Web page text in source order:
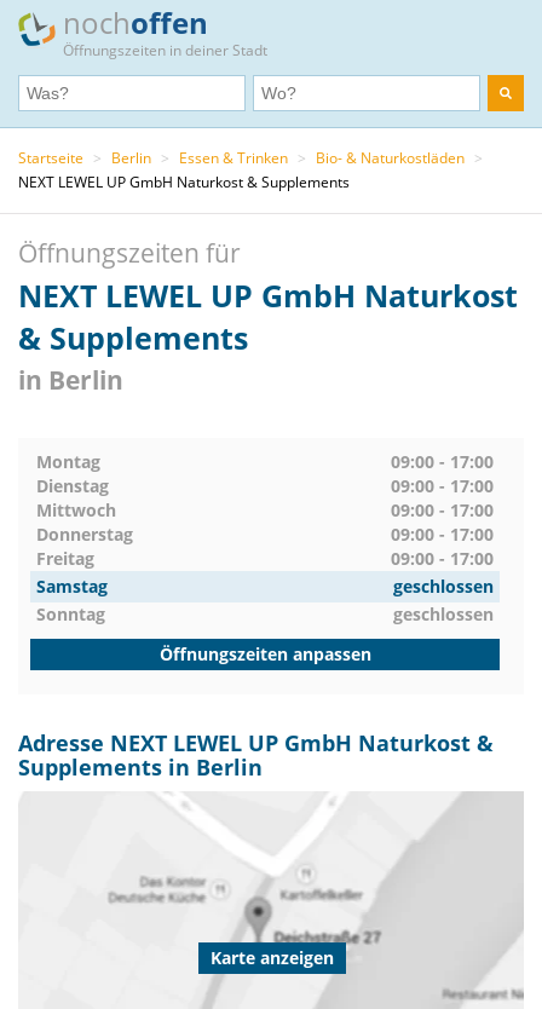
nochoffen
Öffnungszeiten in deiner Stadt
Startseite > Berlin > Essen & Trinken > Bio- & Naturkostläden >
NEXT LEWEL UP GmbH Naturkost & Supplements
Öffnungszeiten für
NEXT LEWEL UP GmbH Naturkost
& Supplements
in Berlin
Montag
09:00 - 17:00
Dienstag
09:00 - 17:00
Mittwoch
09:00 - 17:00
Donnerstag
09:00 - 17:00
Freitag
09:00 - 17:00
Samstag
geschlossen
Sonntag
geschlossen
Öffnungszeiten anpassen
Adresse NEXT LEWEL UP GmbH Naturkost &
Supplements in Berlin
Karte anzeigen